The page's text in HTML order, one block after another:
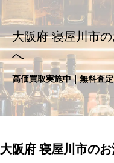
大阪府 寝屋川市
へ
高価買取実施中｜無料査
大阪府 寝屋川市の